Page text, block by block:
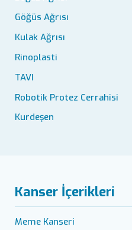
Göğüs Ağrısı
Kulak Ağrısı
Rinoplasti
TAVI
Robotik Protez Cerrahisi
Kurdeşen
Kanser İçerikleri
Meme Kanseri